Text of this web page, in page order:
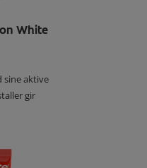
White
sine aktive
gir